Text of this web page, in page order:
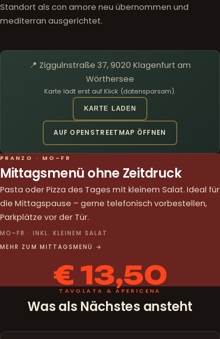
Standort als con amore neu übernommen und
mediterran ausgerichtet.
📍 Ziggulnstraße 37, 9020 Klagenfurt am
Wörthersee
Karte lädt erst auf Klick (datensparsam).
KARTE LADEN
AUF OPENSTREETMAP ÖFFNEN
PRANZO · MO–FR
Mittagsmenü ohne Zeitdruck
Pasta oder Pizza des Tages mit kleinem Salat. Ideal für
die Mittagspause – gerne telefonisch vorbestellen,
Parkplätze vor der Tür.
MO–FR · INKL. KLEINEM SALAT
MEHR ZUM MITTAGSMENÜ →
€ 13,50
TAVOLATA & APERICENA
Was als Nächstes ansteht